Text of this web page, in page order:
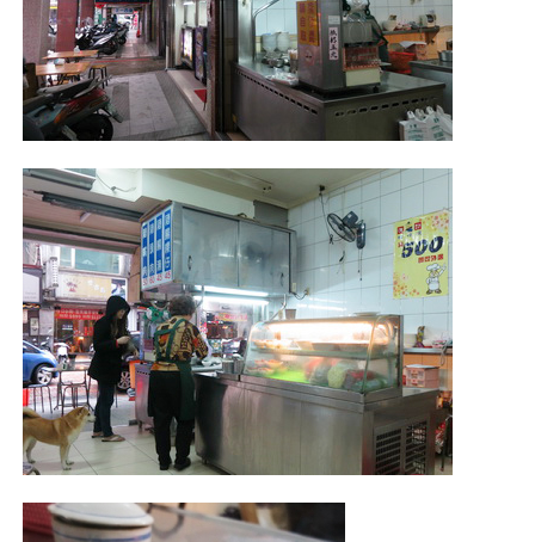
照相簿
影音區
創意出版服務
歷史區
關於Yilan
個人著作
活動實況記錄
媒體報導一覽
合作與代言
訂閱電子報